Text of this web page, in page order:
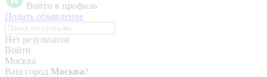
Войти в профиль
Подать объявление
Нет результатов
Войти
Москва
Ваш город Москва?